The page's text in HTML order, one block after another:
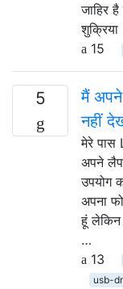
जाहिर
शुक्रिया
15
5
मैं
नहीं
मेरे
अपने
उपयोग
अपना
हूं
…
13
usb-